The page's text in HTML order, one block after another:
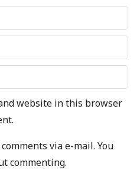
website in this browser
via e-mail. You
commenting.